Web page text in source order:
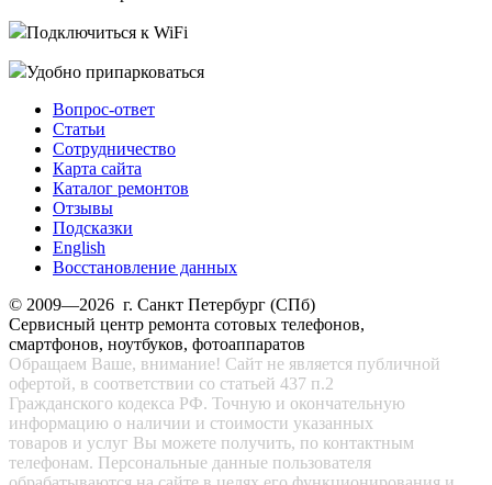
Подключиться к WiFi
Удобно припарковаться
Вопрос-ответ
Статьи
Сотрудничество
Карта сайта
Каталог ремонтов
Отзывы
Подсказки
English
Восстановление данных
© 2009—2026 г. Санкт Петербург (СПб)
Сервисный центр ремонта сотовых телефонов,
смартфонов, ноутбуков, фотоаппаратов
Обращаем Ваше, внимание! Сайт не является публичной
офертой, в соответствии со статьей 437 п.2
Гражданского кодекса РФ. Точную и окончательную
информацию о наличии и стоимости указанных
товаров и услуг Вы можете получить, по контактным
телефонам. Персональные данные пользователя